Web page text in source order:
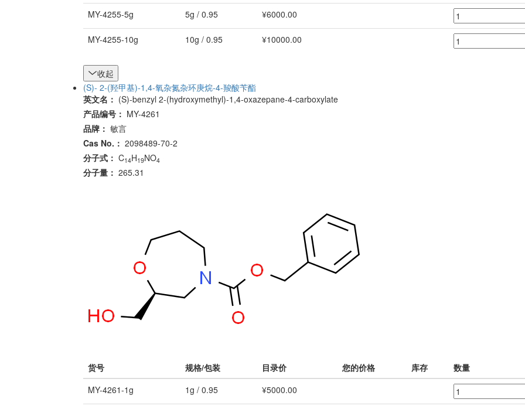
MY-4255-5g 5g / 0.95 ¥6000.00
MY-4255-10g 10g / 0.95 ¥10000.00
收起
(S)- 2-(羟甲基)-1,4-氧杂氮杂环庚烷-4-羧酸苄酯
英文名： (S)-benzyl 2-(hydroxymethyl)-1,4-oxazepane-4-carboxylate
产品编号： MY-4261
品牌： 敏言
Cas No.： 2098489-70-2
分子式： C14H19NO4
分子量： 265.31
货号 规格/包装 目录价 您的价格 库存
数量
MY-4261-1g
1g / 0.95 ¥5000.00